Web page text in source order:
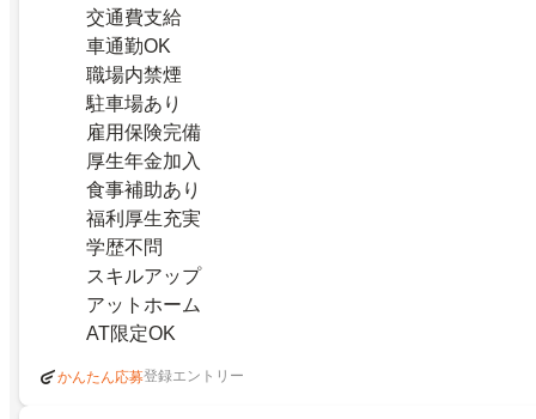
交通費支給
車通勤OK
職場内禁煙
駐車場あり
雇用保険完備
厚生年金加入
食事補助あり
福利厚生充実
学歴不問
スキルアップ
アットホーム
AT限定OK
かんたん応募登録エントリー